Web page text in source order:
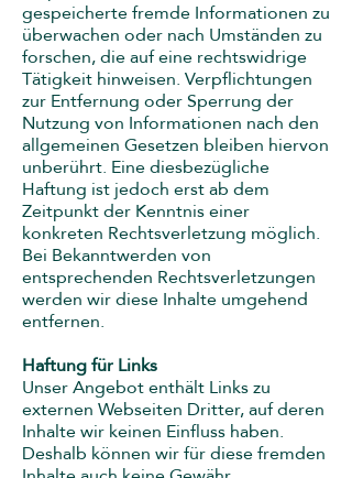
gespeicherte fremde Informationen zu
überwachen oder nach Umständen zu
forschen, die auf eine rechtswidrige
Tätigkeit hinweisen. Verpflichtungen
zur Entfernung oder Sperrung der
Nutzung von Informationen nach den
allgemeinen Gesetzen bleiben hiervon
unberührt. Eine diesbezügliche
Haftung ist jedoch erst ab dem
Zeitpunkt der Kenntnis einer
konkreten Rechtsverletzung möglich.
Bei Bekanntwerden von
entsprechenden Rechtsverletzungen
werden wir diese Inhalte umgehend
entfernen.
Haftung für Links
Unser Angebot enthält Links zu
externen Webseiten Dritter, auf deren
Inhalte wir keinen Einfluss haben.
Deshalb können wir für diese fremden